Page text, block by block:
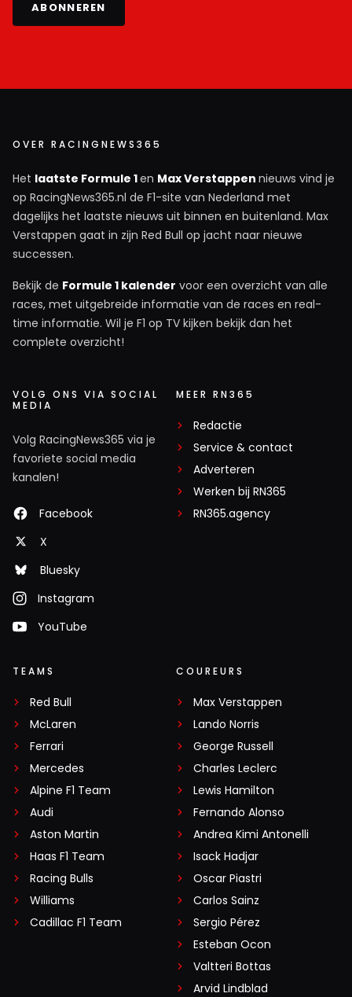
nul score te krijgen, of een tijdstraf, mochten ze niet
de titel verkleinen t.o.v. hun teamgenoot. Hamilton
voerde een al vaker succesvol toegepaste
manoeuvre uit op Max, waarbij de ervaring hem zei
dat hij zelf maar een geringe kans liep om uit te
in de race voor de titel.
Bewaar uw bericht maar. Ik schat 20 tot 30% in
Nederland. Of het nou terecht is of niet.
Meepraten? Dat kan! Je hoeft je alleen maar aan te
melden met een RN365-account.
ABONNEREN
OVER RACINGNEWS365
Het laatste Formule 1en Max Verstappen nieuws vind je
op RacingNews365.nl de F1-site van Nederland met
dagelijks het laatste nieuws uit binnen en buitenland. Max
Verstappen gaat in zijn Red Bull op jacht naar nieuwe
successen.
Bekijk de Formule 1 kalender voor een overzicht van alle
races, met uitgebreide informatie van de races en real-
time informatie. Wil je F1 op TV kijken bekijk dan het
complete overzicht!
VOLG ONS VIA SOCIAL
MEDIA
Volg RacingNews365 via je
favoriete social media
kanalen!
Facebook
X
Bluesky
Instagram
YouTube
MEER RN365
Redactie
Service & contact
Adverteren
Werken bij RN365
RN365.agency
TEAMS
Red Bull
McLaren
Ferrari
Mercedes
Alpine F1 Team
Audi
Aston Martin
Haas F1 Team
Racing Bulls
Williams
Cadillac F1 Team
COUREURS
Max Verstappen
Lando Norris
George Russell
Charles Leclerc
Lewis Hamilton
Fernando Alonso
Andrea Kimi Antonelli
Isack Hadjar
Oscar Piastri
Carlos Sainz
Sergio Pérez
Esteban Ocon
Valtteri Bottas
Arvid Lindblad